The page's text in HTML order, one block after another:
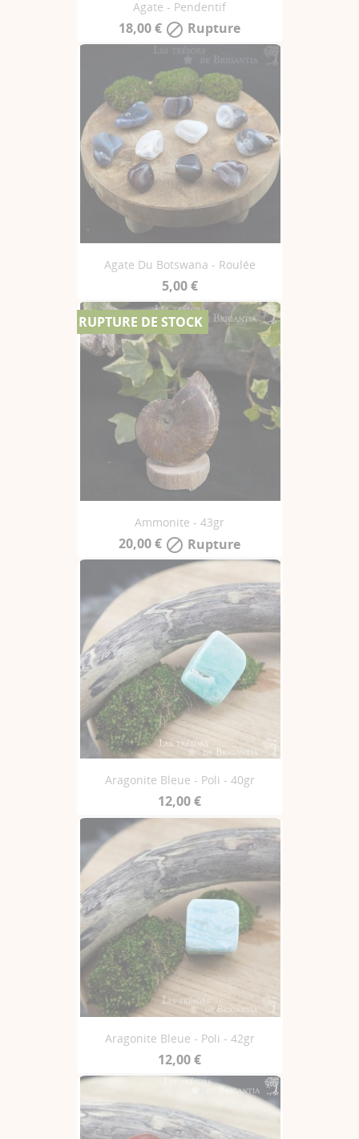
Agate - Pendentif
18,00 €  Rupture
Agate Du Botswana - Roulée
5,00 €
Ammonite - 43gr
20,00 €  Rupture
RUPTURE DE STOCK
Aragonite Bleue - Poli - 40gr
12,00 €
Aragonite Bleue - Poli - 42gr
12,00 €